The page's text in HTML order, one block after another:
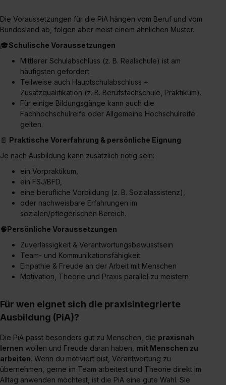
Die Voraussetzungen für die PiA hängen vom Beruf und vom
Bundesland ab, folgen aber meist einem ähnlichen Muster.
🎓Schulische Voraussetzungen
Mittlerer Schulabschluss (z. B. Realschule) ist am
häufigsten gefordert.
Teilweise auch Hauptschulabschluss +
Zusatzqualifikation (z. B. Berufsfachschule, Praktikum).
Für einige Bildungsgänge kann auch die
Fachhochschulreife oder Allgemeine Hochschulreife
gelten.
📄 Praktische Vorerfahrung & persönliche Eignung
Je nach Ausbildung kann zusätzlich nötig sein:
ein Vorpraktikum,
ein FSJ/BFD,
eine berufliche Vorbildung (z. B. Sozialassistenz),
oder nachweisbare Erfahrungen im
sozialen/pflegerischen Bereich.
🧠Persönliche Voraussetzungen
Zuverlässigkeit & Verantwortungsbewusstsein
Team- und Kommunikationsfähigkeit
Empathie & Freude an der Arbeit mit Menschen
Motivation, Theorie und Praxis parallel zu meistern
Für wen eignet sich die praxisintegrierte
Ausbildung (PiA)?
Die PiA passt besonders gut zu Menschen, die praxisnah
lernen wollen und Freude daran haben, mit Menschen zu
arbeiten. Wenn du motiviert bist, Verantwortung zu
übernehmen, gerne im Team arbeitest und Theorie direkt im
Alltag anwenden möchtest, ist die PiA eine gute Wahl. Sie